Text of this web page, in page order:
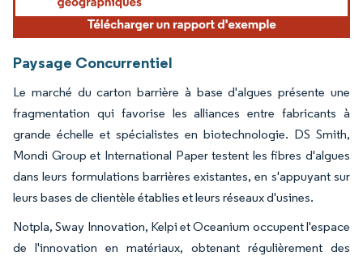
Paysage Concurrentiel
Le marché du carton barrière à base d'algues présente une
fragmentation qui favorise les alliances entre fabricants à
grande échelle et spécialistes en biotechnologie. DS Smith,
Mondi Group et International Paper testent les fibres d'algues
dans leurs formulations barrières existantes, en s'appuyant sur
leurs bases de clientèle établies et leurs réseaux d'usines.
Notpla, Sway Innovation, Kelpi et Oceanium occupent l'espace
de l'innovation en matériaux, obtenant régulièrement des